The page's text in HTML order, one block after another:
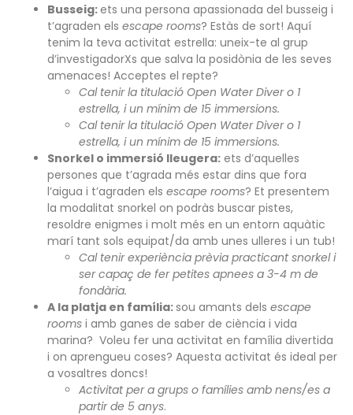
Busseig:ets una persona apassionada del busseig i
t’agraden els escape rooms? Estàs de sort! Aquí
tenim la teva activitat estrella: uneix-te al grup
d’investigadorXs que salva la posidònia de les seves
amenaces! Acceptes el repte?
Cal tenir la titulació Open Water Diver o 1
estrella, i un mínim de 15 immersions.
Cal tenir la titulació Open Water Diver o 1
estrella, i un mínim de 15 immersions.
Snorkel o immersió lleugera: ets d’aquelles
persones que t’agrada més estar dins que fora
l’aigua i t’agraden els escape rooms? Et presentem
la modalitat snorkel on podràs buscar pistes,
resoldre enigmes i molt més en un entorn aquàtic
marí tant sols equipat/da amb unes ulleres i un tub!
Cal tenir experiència prèvia practicant snorkel i
ser capaç de fer petites apnees a 3-4 m de
fondària.
A la platja en família:sou amants dels escape
rooms i amb ganes de saber de ciència i vida
marina? Voleu fer una activitat en família divertida
i on aprengueu coses? Aquesta activitat és ideal per
a vosaltres doncs!
Activitat per a grups o famílies amb nens/es a
partir de 5 anys.